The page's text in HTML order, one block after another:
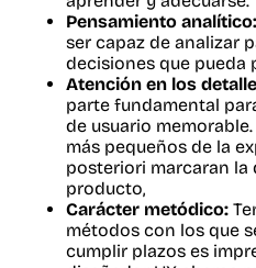
Pensamiento analítico:
ser capaz de analizar
decisiones que pueda
Atención en los
parte fundamental
de usuario
más pequeños de la
posteriori marcaran
producto,
Carácter metódico:
métodos con los que
cumplir plazos es